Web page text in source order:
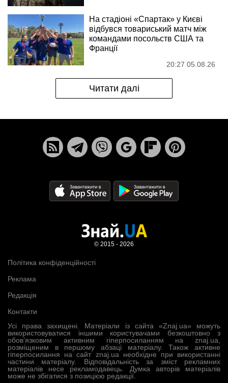
На стадіоні «Спартак» у Києві
відбувся товариський матч між
командами посольств США та
Франції
20:27 05.08.26
Читати далі
Усі права захищені. Матеріали із сайта «Znaj.ua» можуть
використовуватися іншими користувачами безкоштовно з
обов’язковим активним гіперпосиланням на znaj.ua,
розміщеним в першому абзаці матеріалу. Також активне
гіперпосилання на сайт znaj.ua необхідне при використанні
частини матеріалу. Відповідальність за зміст рекламних
матеріалів несе рекламодавець. Думка авторів матеріалів
може не збігатися з позицією редакції.
Політика конфіденційності
Реклама
Редакція
Контакти
© 2015 - 2026